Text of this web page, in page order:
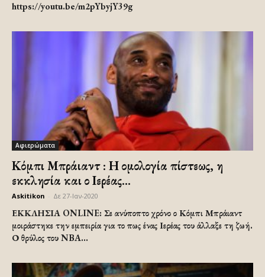
https://youtu.be/m2pYbyjY39g
Αφιερώματα
Κόμπι Μπράιαντ : Η ομολογία πίστεως, η
εκκλησία και ο Ιερέας...
Askitikon Δε 27-Ιαν-2020
ΕΚΚΛΗΣΙΑ ONLINE: Σε ανύποπτο χρόνο ο Κόμπι Μπράιαντ
μοιράστηκε την εμπειρία για το πως ένας Ιερέας του άλλαξε τη ζωή.
Ο θρύλος του NBA...